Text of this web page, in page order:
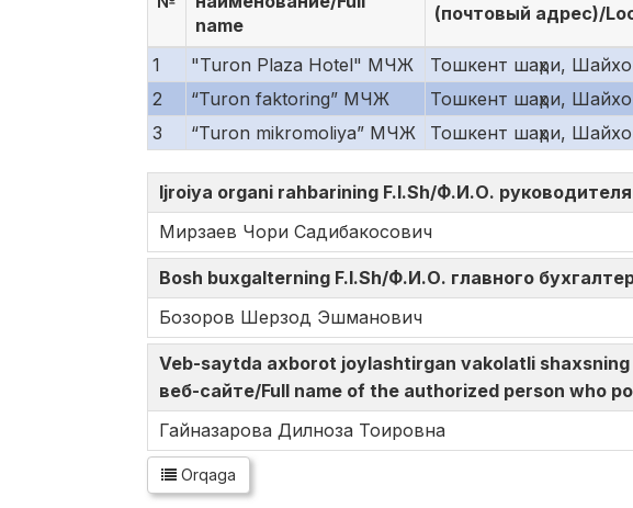
name
(почтовый адрес)/
1 "Turon Plaza Hotel" МЧЖ Тошкент шаҳри,
2
“Turon faktoring” МЧЖ Тошкент шаҳри,
3
“Turon mikromoliya” МЧЖ Тошкент шаҳри,
Ijroiya organi rahbarining F.I.Sh/Ф.И.О.
Мирзаев Чори Садибакосович
Bosh buxgalterning F.I.Sh/Ф.И.О. главного
Бозоров Шерзод Эшманович
Veb-saytda axborot joylashtirgan vakolatli
веб-сайте/Full name of the authorized person who
Гайназарова Дилноза Тоировна
Orqaga